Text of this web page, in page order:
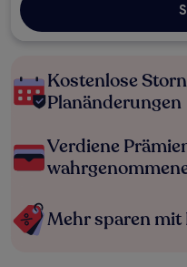
Kostenlose
Planänderungen
Verdiene
Mehr sparen